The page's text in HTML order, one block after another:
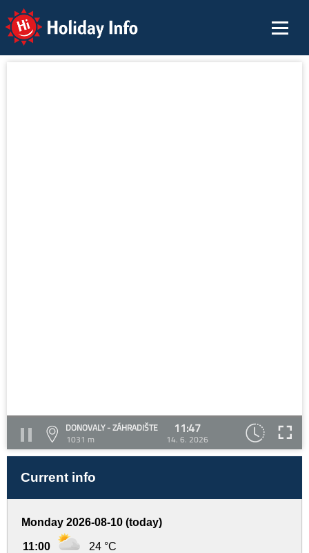
Holiday Info
DONOVALY - ZÁHRADIŠTE
1031 m
11:47
14. 6. 2026
Current info
Monday 2026-08-10 (today)
11:00 24 °C